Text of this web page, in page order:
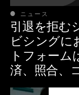
ニュース
引退を拒む
ビシングに
トフォーム
済、照合、